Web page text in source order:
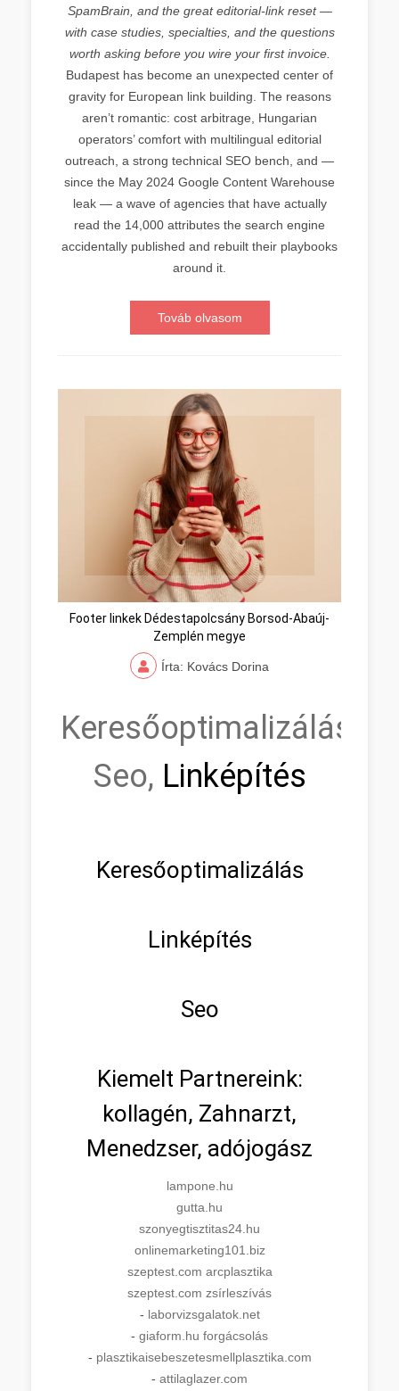
SpamBrain, and the great editorial-link reset —
with case studies, specialties, and the questions
worth asking before you wire your first invoice.
Budapest has become an unexpected center of
gravity for European link building. The reasons
aren’t romantic: cost arbitrage, Hungarian
operators’ comfort with multilingual editorial
outreach, a strong technical SEO bench, and —
since the May 2024 Google Content Warehouse
leak — a wave of agencies that have actually
read the 14,000 attributes the search engine
accidentally published and rebuilt their playbooks
around it.
Továb olvasom
Footer linkek Dédestapolcsány Borsod-Abaúj-
Zemplén megye
Írta: Kovács Dorina
Keresőoptimalizálás,
Seo, Linképítés
Keresőoptimalizálás
Linképítés
Seo
Kiemelt Partnereink:
kollagén, Zahnarzt,
Menedzser, adójogász
lampone.hu
gutta.hu
szonyegtisztitas24.hu
onlinemarketing101.biz
szeptest.com arcplasztika
szeptest.com zsírleszívás
- laborvizsgalatok.net
- giaform.hu forgácsolás
- plasztikaisebeszetesmellplasztika.com
- attilaglazer.com